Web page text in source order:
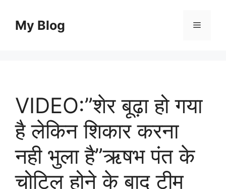
contentMy Blog Menu
VIDEO:”शेर बूढ़ा हो गया
है लेकिन शिकार करना
नही भुला है”ऋषभ पंत के
चोटिल होने के बाद टीम